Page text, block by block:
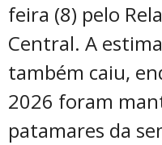
feira (8) pelo
Central. A
também caiu,
2026 foram
patamares da